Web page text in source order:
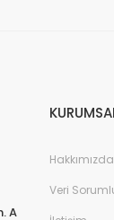
A
Hakkımızda
Veri